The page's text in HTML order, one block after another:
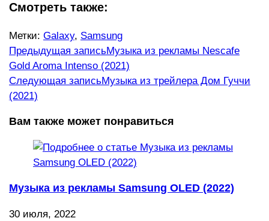
Смотреть также:
Метки: Galaxy, Samsung
Еще
статьи
Предыдущая записьМузыка из рекламы Nescafe
Gold Aroma Intenso (2021)
Следующая записьМузыка из трейлера Дом Гуччи
(2021)
Вам также может понравиться
Музыка из рекламы Samsung OLED (2022)
30 июля, 2022